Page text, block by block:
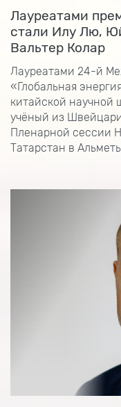
Лауреатами
стали Илу Лю,
Вальтер Колар
Лауреатами 24-й
«Глобальная
китайской
учёный из
Пленарной сессии
Татарстан в